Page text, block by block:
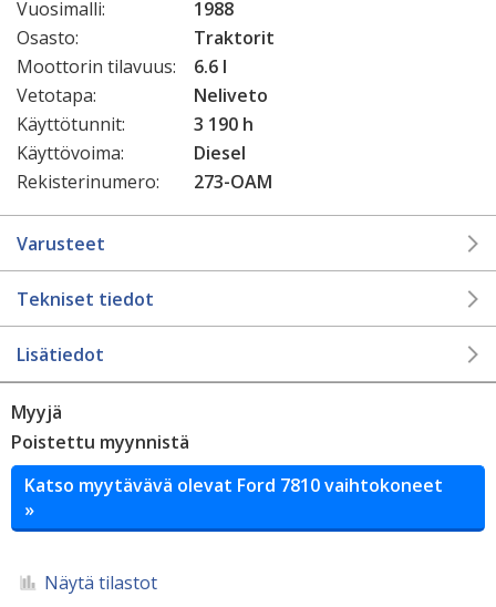
Vuosimalli:
1988
Osasto:
Traktorit
Moottorin tilavuus:
6.6 l
Vetotapa:
Neliveto
Käyttötunnit:
3 190 h
Käyttövoima:
Diesel
Rekisterinumero:
273-OAM
Varusteet
Tekniset tiedot
Lisätiedot
Myyjä
Poistettu myynnistä
Katso myytävävä olevat Ford 7810 vaihtokoneet
»
Näytä tilastot